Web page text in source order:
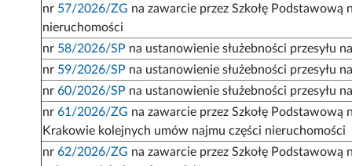
nr 57/2026/ZG na zawarcie przez Szkołę
nieruchomości
nr 58/2026/SP na ustanowienie służebności przesyłu
nr 59/2026/SP na ustanowienie służebności przesyłu
nr60/2026/SP na ustanowienie służebności przesyłu
nr61/2026/ZG na zawarcie przez Szkołę
Krakowie kolejnych umów najmu części nieruchomości
nr62/2026/ZG na zawarcie przez Szkołę